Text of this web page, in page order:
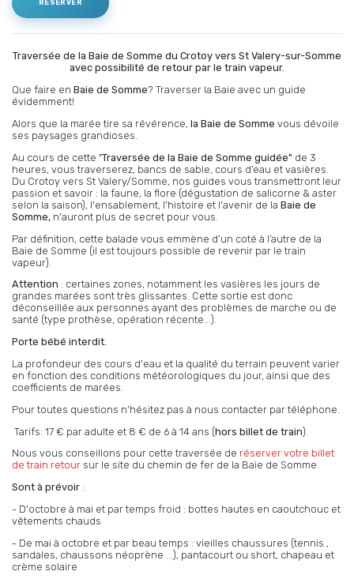
RÉSERVER
Traversée de la Baie de Somme du Crotoy vers St Valery-sur-Somme
avec possibilité de retour par le train vapeur.
Que faire en Baie de Somme? Traverser la Baie avec un guide
évidemment!
Alors que la marée tire sa révérence, la Baie de Somme vous dévoile
ses paysages grandioses.
Au cours de cette "Traversée de la Baie de Somme guidée" de 3
heures, vous traverserez, bancs de sable, cours d’eau et vasières.
Du Crotoy vers St Valery/Somme, nos guides vous transmettront leur
passion et savoir : la faune, la flore (dégustation de salicorne & aster
selon la saison), l'ensablement, l'histoire et l'avenir de la Baie de
Somme, n'auront plus de secret pour vous.
Par définition, cette balade vous emmène d’un coté à l’autre de la
Baie de Somme (il est toujours possible de revenir par le train
vapeur).
Attention : certaines zones, notamment les vasières les jours de
grandes marées sont très glissantes. Cette sortie est donc
déconseillée aux personnes ayant des problèmes de marche ou de
santé (type prothèse, opération récente...).
Porte bébé interdit.
La profondeur des cours d'eau et la qualité du terrain peuvent varier
en fonction des conditions météorologiques du jour, ainsi que des
coefficients de marées.
Pour toutes questions n'hésitez pas à nous contacter par téléphone.
Tarifs: 17 € par adulte et 8 € de 6 à 14 ans (hors billet de train).
Nous vous conseillons pour cette traversée de réserver votre billet
de train retour sur le site du chemin de fer de la Baie de Somme.
Sont à prévoir :
- D'octobre à mai et par temps froid : bottes hautes en caoutchouc et
vêtements chauds
- De mai à octobre et par beau temps : vieilles chaussures (tennis ,
sandales, chaussons néoprène ...), pantacourt ou short, chapeau et
crème solaire